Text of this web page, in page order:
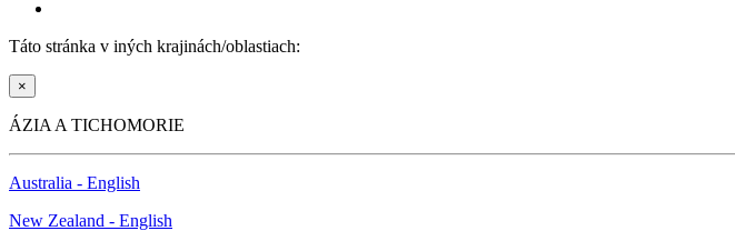
Táto stránka v iných krajinách/oblastiach:
×
ÁZIA A TICHOMORIE
Australia - English
New Zealand - English